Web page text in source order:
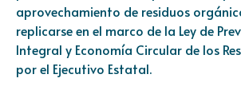
aprovechamiento de residuos
replicarse en el marco de la Ley de
Integral y Economía Circular de los
por el Ejecutivo Estatal.